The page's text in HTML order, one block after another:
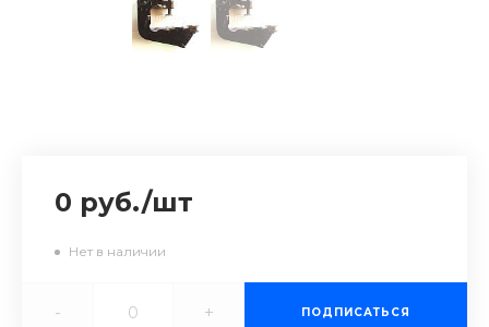
0 руб./шт
Нет в наличии
- + ПОДПИСАТЬСЯ